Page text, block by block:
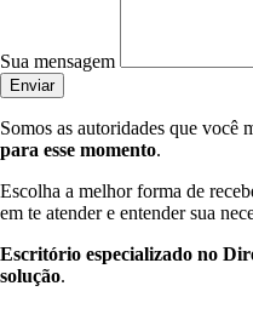
Sua mensagem
Enviar
Somos as autoridades que você
para esse momento.
Escolha a melhor forma de
em te atender e entender sua
Escritório especializado no
solução.